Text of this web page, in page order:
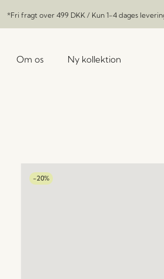
*Fri fragt over 499 DKK / Kun 1-4 dages
Om os Ny kollektion
-20%